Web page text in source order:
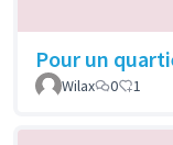
Pour un
Wilax 0 1